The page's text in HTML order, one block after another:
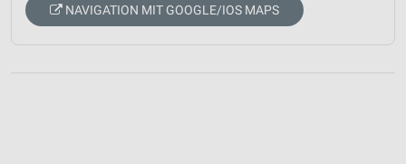
NAVIGATION MIT GOOGLE/IOS MAPS